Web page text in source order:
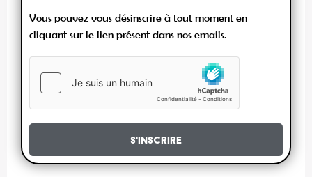
Vous pouvez vous désinscrire à tout moment en
cliquant sur le lien présent dans nos emails.
S'inscrire